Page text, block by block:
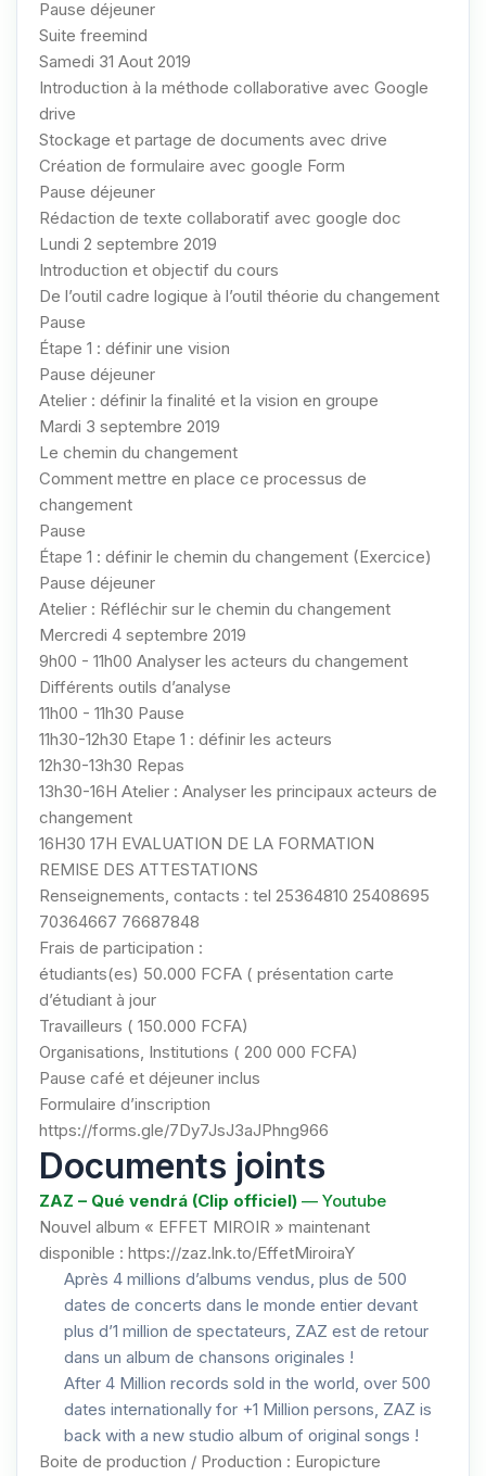
Pause déjeuner
Suite freemind
Samedi 31 Aout 2019
Introduction à la méthode collaborative avec Google
drive
Stockage et partage de documents avec drive
Création de formulaire avec google Form
Pause déjeuner
Rédaction de texte collaboratif avec google doc
Lundi 2 septembre 2019
Introduction et objectif du cours
De l’outil cadre logique à l’outil théorie du changement
Pause
Étape 1 : définir une vision
Pause déjeuner
Atelier : définir la finalité et la vision en groupe
Mardi 3 septembre 2019
Le chemin du changement
Comment mettre en place ce processus de
changement
Pause
Étape 1 : définir le chemin du changement (Exercice)
Pause déjeuner
Atelier : Réfléchir sur le chemin du changement
Mercredi 4 septembre 2019
9h00 - 11h00 Analyser les acteurs du changement
Différents outils d’analyse
11h00 - 11h30 Pause
11h30-12h30 Etape 1 : définir les acteurs
12h30-13h30 Repas
13h30-16H Atelier : Analyser les principaux acteurs de
changement
16H30 17H EVALUATION DE LA FORMATION
REMISE DES ATTESTATIONS
Renseignements, contacts : tel 25364810 25408695
70364667 76687848
Frais de participation :
étudiants(es) 50.000 FCFA ( présentation carte
d’étudiant à jour
Travailleurs ( 150.000 FCFA)
Organisations, Institutions ( 200 000 FCFA)
Pause café et déjeuner inclus
Formulaire d’inscription
https://forms.gle/7Dy7JsJ3aJPhng966
Documents joints
ZAZ – Qué vendrá (Clip officiel) — Youtube
Nouvel album « EFFET MIROIR » maintenant
disponible : https://zaz.lnk.to/EffetMiroiraY
Après 4 millions d’albums vendus, plus de 500
dates de concerts dans le monde entier devant
plus d’1 million de spectateurs, ZAZ est de retour
dans un album de chansons originales !
After 4 Million records sold in the world, over 500
dates internationally for +1 Million persons, ZAZ is
back with a new studio album of original songs !
Boite de production / Production : Europicture